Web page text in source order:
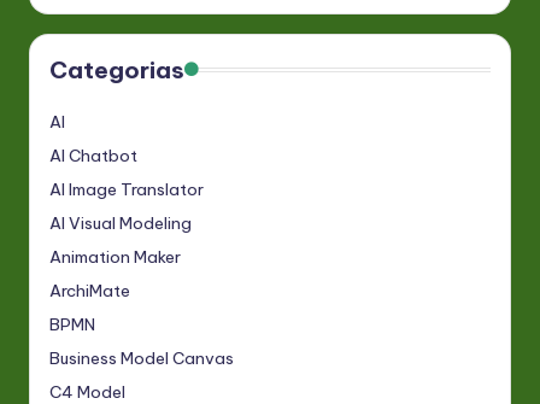
Categorias
AI
AI Chatbot
AI Image Translator
AI Visual Modeling
Animation Maker
ArchiMate
BPMN
Business Model Canvas
C4 Model